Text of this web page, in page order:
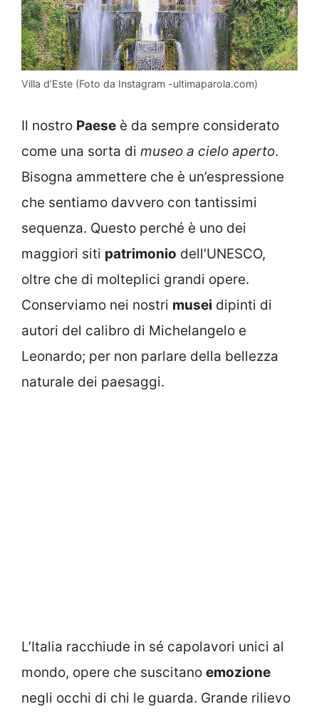
Villa d’Este (Foto da Instagram -ultimaparola.com)
Il nostro Paese è da sempre considerato
come una sorta di museo a cielo aperto.
Bisogna ammettere che è un’espressione
che sentiamo davvero con tantissimi
sequenza. Questo perché è uno dei
maggiori siti patrimonio dell’UNESCO,
oltre che di molteplici grandi opere.
Conserviamo nei nostri musei dipinti di
autori del calibro di Michelangelo e
Leonardo; per non parlare della bellezza
naturale dei paesaggi.
L’Italia racchiude in sé capolavori unici al
mondo, opere che suscitano emozione
negli occhi di chi le guarda. Grande rilievo